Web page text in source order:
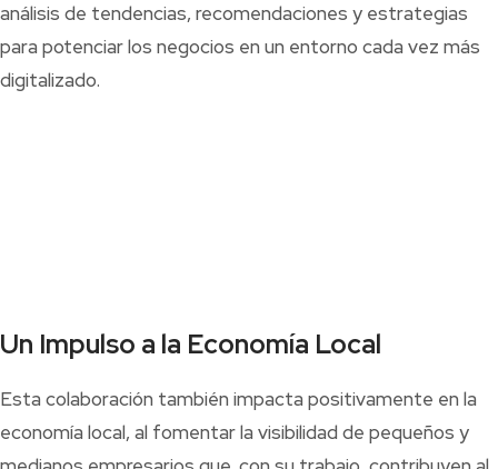
análisis de tendencias, recomendaciones y estrategias
para potenciar los negocios en un entorno cada vez más
digitalizado.
Un Impulso a la Economía Local
Esta colaboración también impacta positivamente en la
economía local, al fomentar la visibilidad de pequeños y